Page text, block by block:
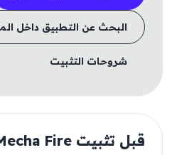
البحث عن التطبيق داخل
شروحات التثبيت
قبل تثبيت Mecha Fire